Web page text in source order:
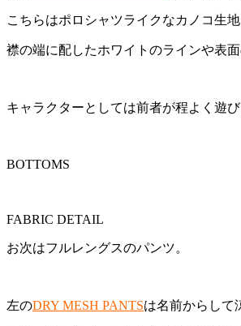
こちらはポロシャツライクなカノコ生
襟の端に配したホワイトのラインや表
キャラクターとしては前者が程よく遊
BOTTOMS
FABRIC DETAIL
お次はフルレングスのパンツ。
左のDRY MESH PANTSは名前からして